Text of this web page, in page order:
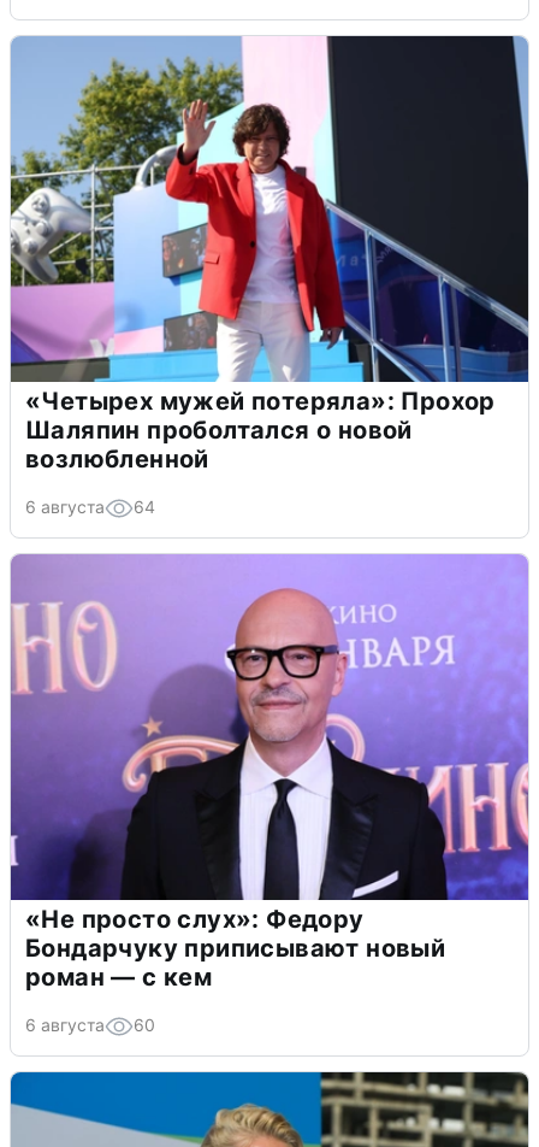
«Четырех мужей потеряла»: Прохор
Шаляпин проболтался о новой
возлюбленной
6 августа 64
«Не просто слух»: Федору
Бондарчуку приписывают новый
роман — с кем
6 августа 60